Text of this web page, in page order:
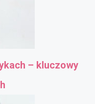
– kluczowy